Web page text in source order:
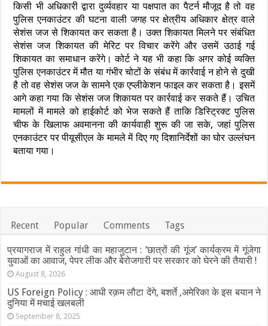
किसी भी अधिकारी द्वारा दुर्व्यवहार या पक्षपात का पैटर्न मौजूद है तो वह
पुलिस एनकाउंटर की घटना वाली जगह पर क्षेत्रीय अधिकार क्षेत्र वाले
सेशंस जज से शिकायत कर सकता है। उक्त शिकायत मिलने पर संबंधित
सेशंस जज शिकायत की मेरिट पर विचार करेंगे और उसमें उठाई गई
शिकायत का समाधान करेंगे। कोर्ट ने यह भी कहा कि अगर कोई व्यक्ति
पुलिस एनकाउंटर में मौत या गंभीर चोटों के संबंध में कार्रवाई न होने से दुखी
है तो वह सेशंस जज के सामने एक एप्लीकेशन फाइल कर सकता है। इसमें
आगे कहा गया कि सेशंस जज शिकायत पर कार्रवाई कर सकते हैं। उचित
मामलों में मामले को हाईकोर्ट को भेज सकते हैं ताकि डिस्ट्रिक्ट पुलिस
चीफ के खिलाफ अवमानना ​​की कार्यवाही शुरू की जा सके, जहां पुलिस
एनकाउंटर पर पीयूसीएल के मामले में दिए गए दिशानिर्देशों का घोर उल्लंघन
बताया गया।
Recent Popular Comments Tags
प्रयागराज में राहुल गांधी का महाजुटान : ‘छात्रों की गूंज’ कार्यक्रम में गूंजेगा
युवाओं का आवाज, पेपर लीक और बेरोजगारी पर सरकार को घेरने की तैयारी !
August 8, 2026
US Foreign Policy : आधी रक़म लौटा देंगे, बशर्ते ,अमेरिका के इस बयान ने
दुनिया में मचाई खलबली
September 8, 2025